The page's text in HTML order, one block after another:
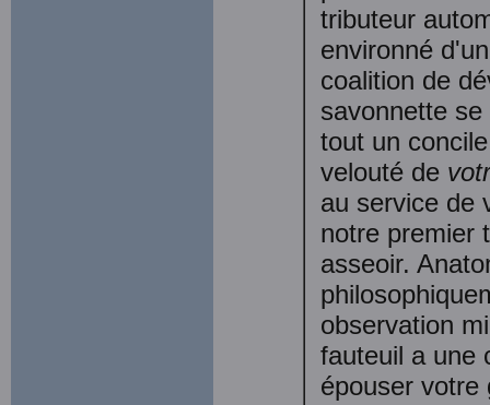
tributeur
environné
coalition de
savonnette
tout un
velouté de
au service de
notre premier
asseoir.
observation
fauteuil a une
épouser votre